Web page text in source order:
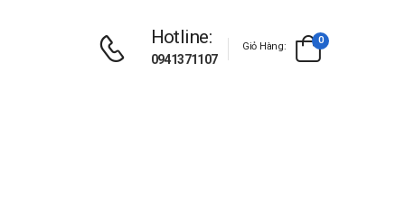
Hotline:
0941371107
Giỏ Hàng:
0